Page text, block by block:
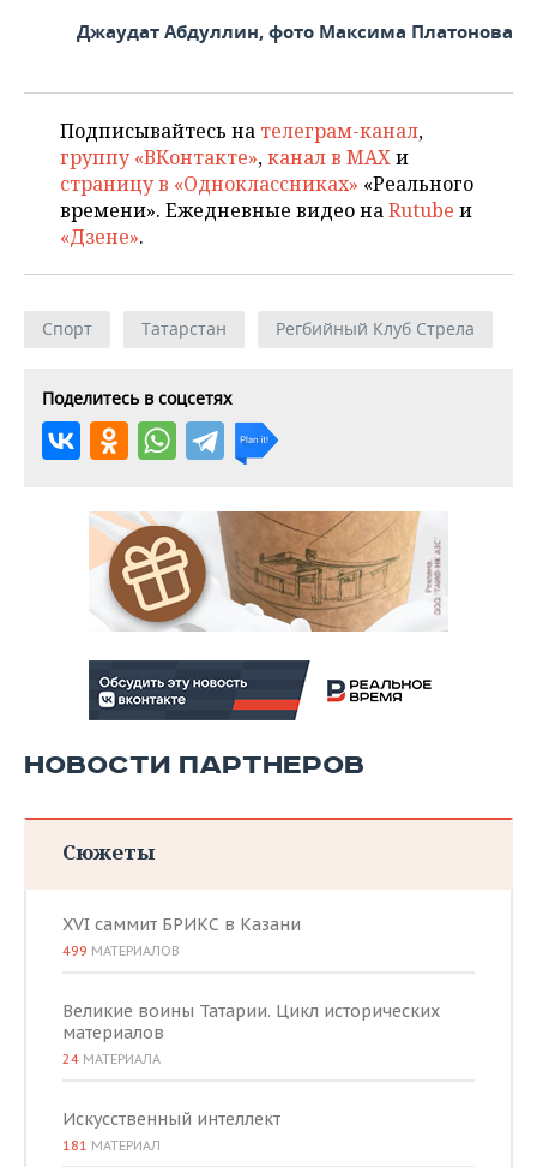
Джаудат Абдуллин, фото Максима Платонова
Подписывайтесь на телеграм-канал,
группу «ВКонтакте»,канал в MAXи
страницу в «Одноклассниках» «Реального
времени». Ежедневные видео наRutube и
«Дзене».
Спорт Татарстан Регбийный Клуб Стрела
Поделитесь в соцсетях
НОВОСТИ ПАРТНЕРОВ
Сюжеты
XVI саммит БРИКС в Казани
499 МАТЕРИАЛОВ
Великие воины Татарии. Цикл исторических
материалов
24 МАТЕРИАЛА
Искусственный интеллект
181 МАТЕРИАЛ